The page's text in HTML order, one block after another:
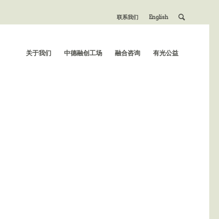
联系我们 English
关于我们 中德融创工场 融合咨询 有光公益